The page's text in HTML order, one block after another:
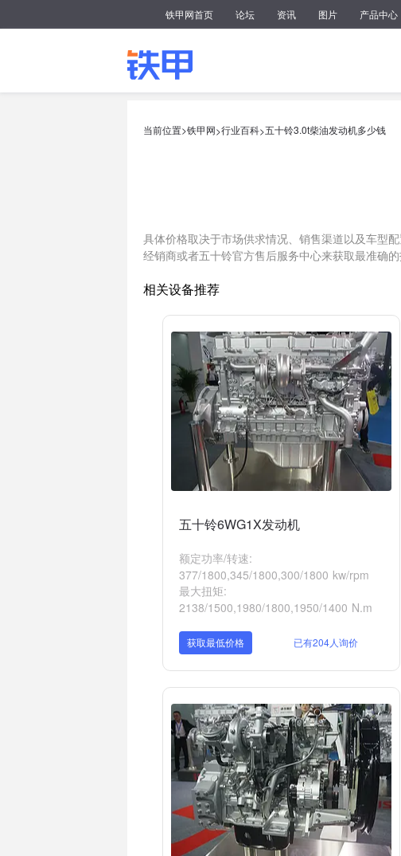
铁甲网首页 论坛 资讯 图片 产品中心
当前位置>铁甲网>行业百科>五十铃3.0t柴油发动机多少钱
具体价格取决于市场供求情况、销售渠道以及车型
经销商或者五十铃官方售后服务中心来获取最准确的
相关设备推荐
五十铃6WG1X发动机
额定功率/转速:
377/1800,345/1800,300/1800 kw/rpm
最大扭矩:
2138/1500,1980/1800,1950/1400 N.m
获取最低价格 已有204人询价